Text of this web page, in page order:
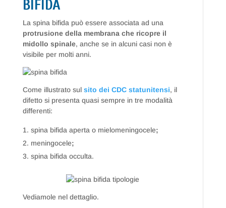
BIFIDA
La spina bifida può essere associata ad una
protrusione della membrana che ricopre il
midollo spinale, anche se in alcuni casi non è
visibile per molti anni.
Come illustrato sul sito dei CDC statunitensi, il
difetto si presenta quasi sempre in tre modalità
differenti:
spina bifida aperta o mielomeningocele;
meningocele;
spina bifida occulta.
Vediamole nel dettaglio.